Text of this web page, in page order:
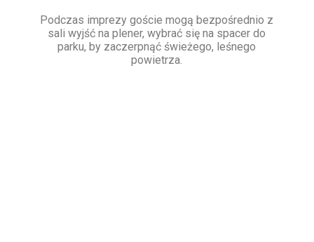
Podczas imprezy goście mogą bezpośrednio z
sali wyjść na plener, wybrać się na spacer do
parku, by zaczerpnąć świeżego, leśnego
powietrza.